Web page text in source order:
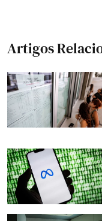
Artigos